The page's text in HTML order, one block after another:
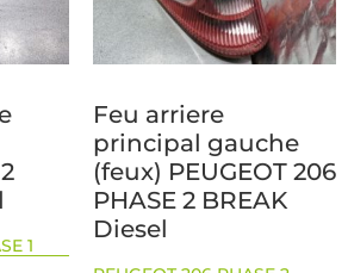
1
Feu arriere
principal gauche
(feux) PEUGEOT 206
PHASE 2 BREAK
Diesel